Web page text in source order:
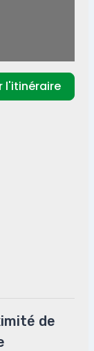
l'itinéraire
de